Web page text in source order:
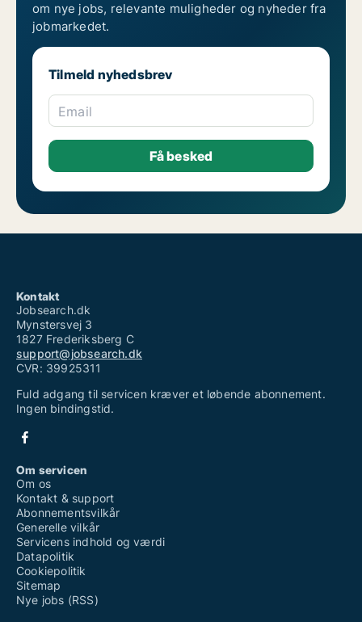
om nye jobs, relevante muligheder og nyheder fra
jobmarkedet.
Tilmeld nyhedsbrev
Email
Kontakt
Jobsearch.dk
Mynstersvej 3
1827 Frederiksberg C
support@jobsearch.dk
CVR: 39925311
Fuld adgang til servicen kræver et løbende abonnement.
Ingen bindingstid.
Om servicen
Om os
Kontakt & support
Abonnementsvilkår
Generelle vilkår
Servicens indhold og værdi
Datapolitik
Cookiepolitik
Sitemap
Nye jobs (RSS)